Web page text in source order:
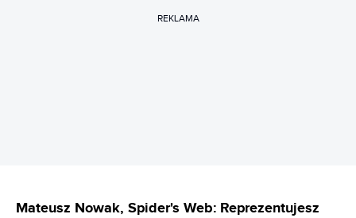
REKLAMA
Mateusz Nowak, Spider's Web: Reprezentujesz